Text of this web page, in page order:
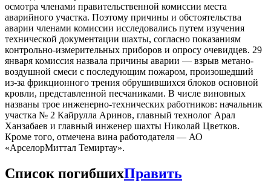
осмотра членами правительственной комиссии места
аварийного участка. Поэтому причины и обстоятельства
аварии членами комиссии исследовались путем изучения
технической документации шахты, согласно показаниям
контрольно-измерительных приборов и опросу очевидцев. 29
января комиссия назвала причины аварии — взрыв метано-
воздушной смеси с последующим пожаром, произошедший
из-за фрикционного трения обрушившихся блоков основной
кровли, представленной песчаниками. В числе виновных
названы трое инженерно-технических работников: начальник
участка № 2 Кайрулла Аринов, главный технолог Арал
Ханзабаев и главный инженер шахты Николай Цветков.
Кроме того, отмечена вина работодателя — АО
«АрселорМиттал Темиртау».
Список погибшихПравить